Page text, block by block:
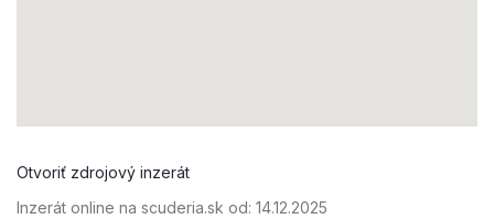
Otvoriť zdrojový inzerát
Inzerát online na scuderia.sk od: 14.12.2025